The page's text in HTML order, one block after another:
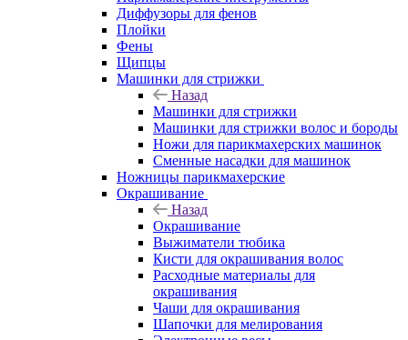
Диффузоры для фенов
Плойки
Фены
Щипцы
Машинки для стрижки
Назад
Машинки для стрижки
Машинки для стрижки волос и бороды
Ножи для парикмахерских машинок
Сменные насадки для машинок
Ножницы парикмахерские
Окрашивание
Назад
Окрашивание
Выжиматели тюбика
Кисти для окрашивания волос
Расходные материалы для
окрашивания
Чаши для окрашивания
Шапочки для мелирования